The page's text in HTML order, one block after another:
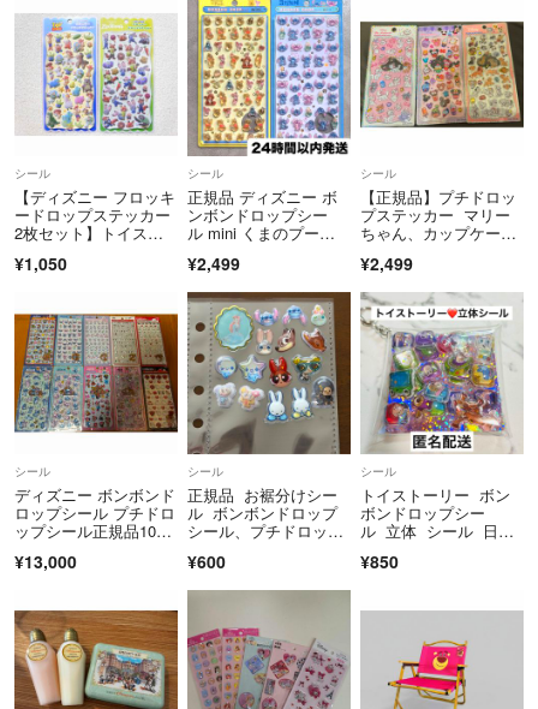
シール
【ディズニー フロッキ
ードロップステッカー
2枚セット】トイスト
¥1,050
シール
正規品 ディズニー ボ
ンボンドロップシー
ル mini くまのプーさ
類 セット
¥2,499
シール
【正規品】プチドロッ
プステッカー マリー
ちゃん、カップケー
ック２
¥2,499
シール
ディズニー ボンボンド
ロップシール プチドロ
ップシール正規品10枚
¥13,000
シール
正規品 お裾分けシー
ル ボンボンドロップ
シール、プチドロップ
るポップシールなど
¥600
シール
トイストーリー ボン
ボンドロップシー
ル 立体 シール 日
¥850